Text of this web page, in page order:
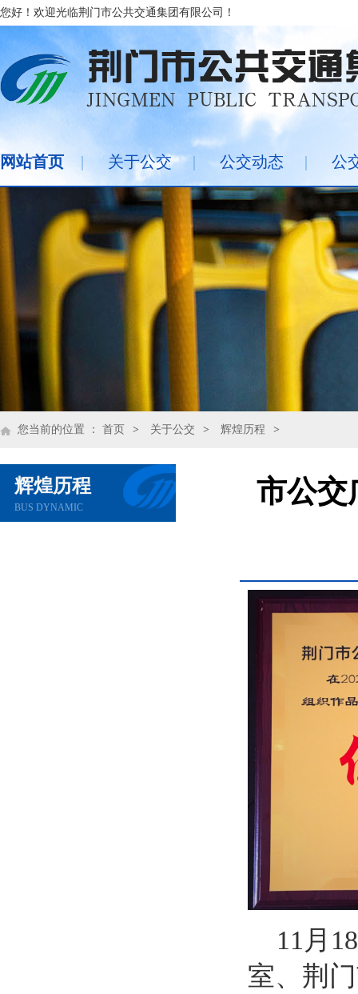
您好！欢迎光临荆门市公共交通集团有限公司！
网站首页 | 关于公交 | 公交动态 | 公
您当前的位置 ： 首页 > 关于公交 > 辉煌历程 >
市公交
11月
室、荆
辉煌历程
BUS DYNAMIC